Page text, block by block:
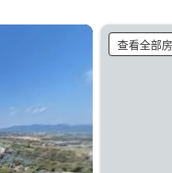
查看全部